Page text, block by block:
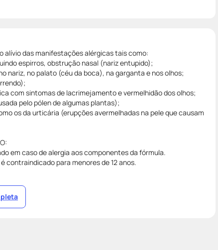
alívio das manifestações alérgicas tais como:
espirros, obstrução nasal (nariz entupido);
nariz, no palato (céu da boca), na garganta e nos olhos;
com sintomas de lacrimejamento e vermelhidão dos olhos;
pelo pólen de algumas plantas);
os da urticária (erupções avermelhadas na pele que causam
em caso de alergia aos componentes da fórmula.
contraindicado para menores de 12 anos.